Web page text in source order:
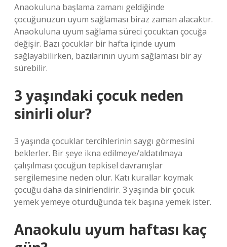
Anaokuluna başlama zamanı geldiğinde
çocuğunuzun uyum sağlaması biraz zaman alacaktır.
Anaokuluna uyum sağlama süreci çocuktan çocuğa
değişir. Bazı çocuklar bir hafta içinde uyum
sağlayabilirken, bazılarının uyum sağlaması bir ay
sürebilir.
3 yaşındaki çocuk neden
sinirli olur?
3 yaşında çocuklar tercihlerinin saygı görmesini
beklerler. Bir şeye ikna edilmeye/aldatılmaya
çalışılması çocuğun tepkisel davranışlar
sergilemesine neden olur. Katı kurallar koymak
çocuğu daha da sinirlendirir. 3 yaşında bir çocuk
yemek yemeye oturduğunda tek başına yemek ister.
Anaokulu uyum haftası kaç